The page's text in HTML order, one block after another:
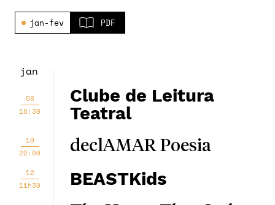
jan-fev PDF
jan
08
18:30
Clube de Leitura
Teatral
10
22:00
declAMAR Poesia
12
11h30
BEASTKids